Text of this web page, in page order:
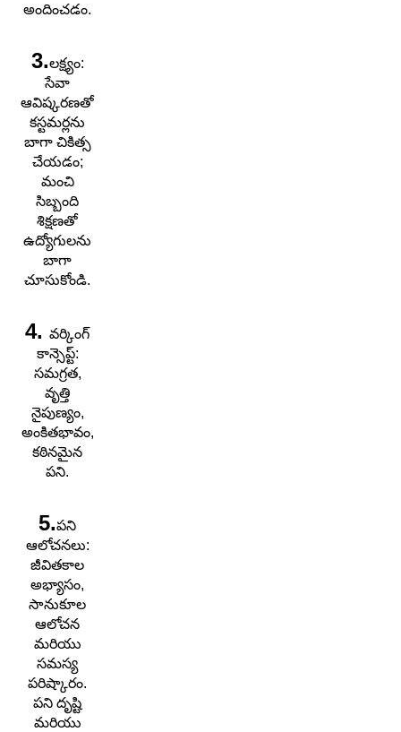
అందించడం.
3.లక్ష్యం:
సేవా
ఆవిష్కరణతో
కస్టమర్లను
బాగా చికిత్స
చేయడం;
మంచి
సిబ్బంది
శిక్షణతో
ఉద్యోగులను
బాగా
చూసుకోండి.
4. వర్కింగ్
కాన్సెప్ట్:
సమగ్రత,
వృత్తి
నైపుణ్యం,
అంకితభావం,
కఠినమైన
పని.
5.పని
ఆలోచనలు:
జీవితకాల
అభ్యాసం,
సానుకూల
ఆలోచన
మరియు
సమస్య
పరిష్కారం.
పని దృష్టి
మరియు